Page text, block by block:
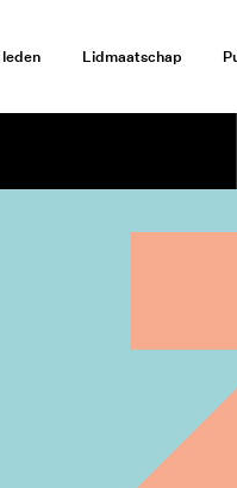
leden Lidmaatschap